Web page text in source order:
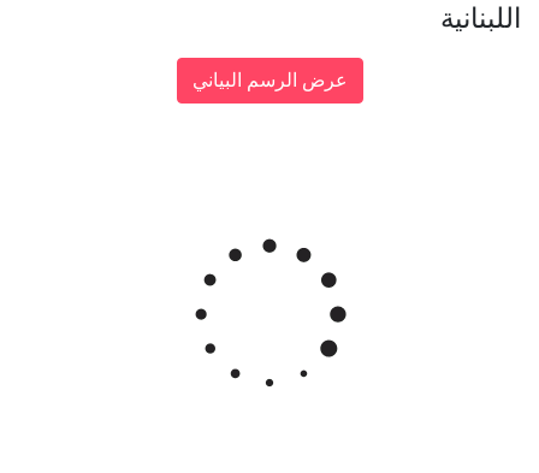
اللبنانية